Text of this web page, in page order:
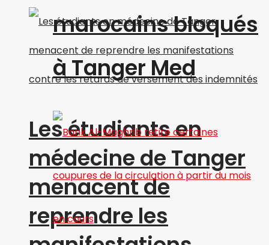
Les étudiants en
médecine de Tanger
menacent de
reprendre les
marocains bloqués
à Tanger Med